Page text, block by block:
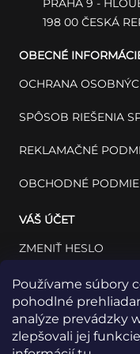
Používame súbory
pohodlné
analýze prevádzky
zlepšovali jej
PRAHA 9 -
198 00 ČESKÁ
OBECNÉ
OCHRANA
SPÔSOB RIEŠENIA
REKLAMAČNÉ
OBCHODNÉ
VÁŠ ÚČET
ZMENIŤ HESLO
VÁŠ PROFIL
VAŠE OBJEDNÁVKY